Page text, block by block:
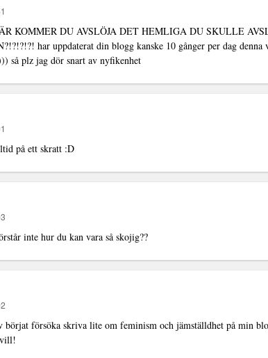
KOMMER DU AVSLÖJA DET HEMLIGA DU SKULLE
har uppdaterat din blogg kanske 10 gånger per dag denna
så plz jag dör snart av nyfikenhet
på ett skratt :D
inte hur du kan vara så skojig??
börjat försöka skriva lite om feminism och jämställdhet på min